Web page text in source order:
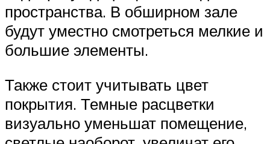
пространства. В обширном зале
будут уместно смотреться мелкие и
большие элементы.
Также стоит учитывать цвет
покрытия. Темные расцветки
визуально уменьшат помещение,